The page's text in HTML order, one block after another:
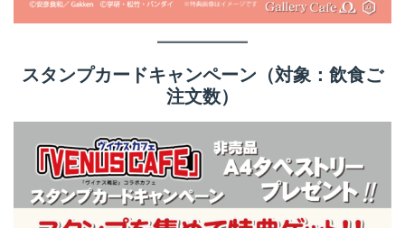
スタンプカードキャンペーン（対象：飲食ご
注文数）